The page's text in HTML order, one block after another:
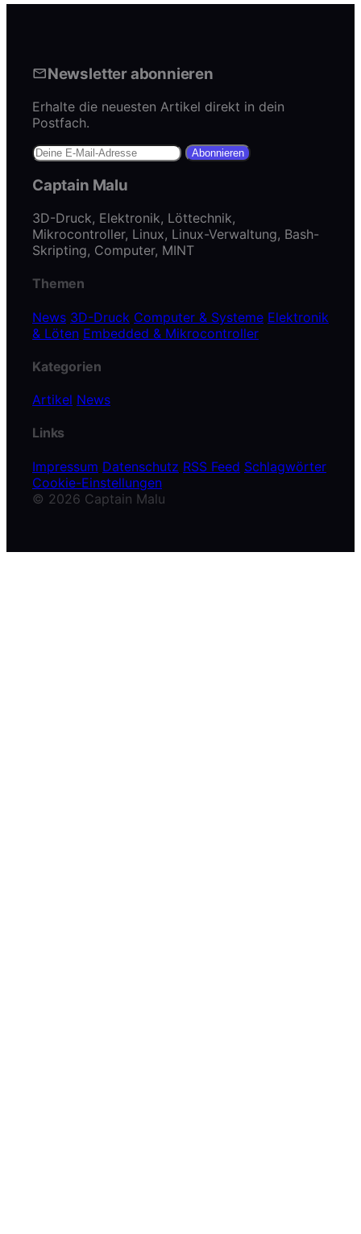
Newsletter abonnieren
Erhalte die neuesten Artikel direkt in dein
Postfach.
Abonnieren
Captain Malu
3D-Druck, Elektronik, Löttechnik,
Mikrocontroller, Linux, Linux-Verwaltung, Bash-
Skripting, Computer, MINT
Themen
News 3D-Druck Computer & Systeme Elektronik
& Löten Embedded & Mikrocontroller
Kategorien
Artikel News
Links
Impressum Datenschutz RSS Feed Schlagwörter
Cookie-Einstellungen
© 2026 Captain Malu